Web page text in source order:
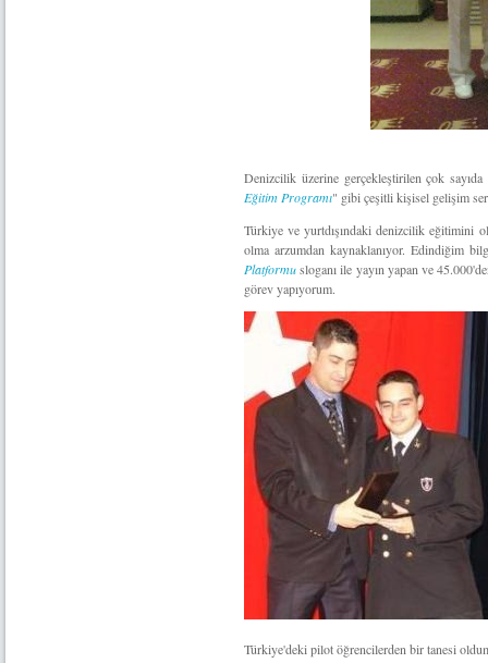
Denizcilik üzerine gerçekleştirilen çok
Eğitim Programı" gibi çeşitli kişisel gelişim
Türkiye ve yurtdışındaki denizcilik eğitimini
olma arzumdan kaynaklanıyor. Edindiğim
Platformusloganı ile yayın yapan ve
görev yapıyorum.
Türkiye'deki pilot öğrencilerden bir tanesi